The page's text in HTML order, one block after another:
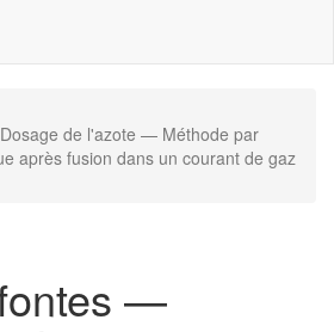
de l'azote — Méthode par
après fusion dans un courant de gaz
—